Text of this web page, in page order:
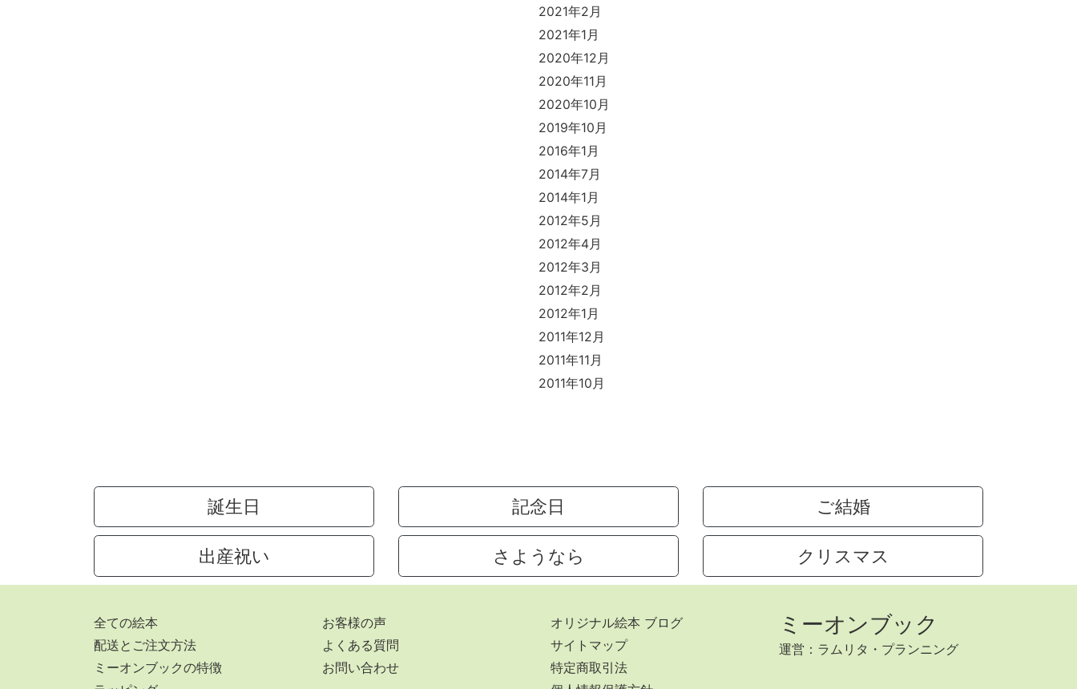
2021年2月
2021年1月
2020年12月
2020年11月
2020年10月
2019年10月
2016年1月
2014年7月
2014年1月
2012年5月
2012年4月
2012年3月
2012年2月
2012年1月
2011年12月
2011年11月
2011年10月
誕生日 記念日 ご結婚
出産祝い さようなら クリスマス
全ての絵本
配送とご注文方法
ミーオンブックの特徴
お客様の声
よくある質問
お問い合わせ
オリジナル絵本 ブログ
サイトマップ
特定商取引法
ミーオンブック
運営：ラムリタ・プランニング